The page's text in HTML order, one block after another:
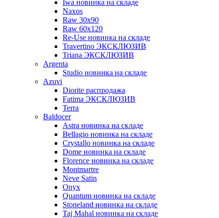
Iwa новинка на складе
Naxos
Raw 30x90
Raw 60х120
Re-Use новинка на складе
Travertino ЭКСКЛЮЗИВ
Triana ЭКСКЛЮЗИВ
Argenta
Studio новинка на складе
Azuvi
Diorite распродажа
Fatima ЭКСКЛЮЗИВ
Terra
Baldoсer
Astra новинка на складе
Bellagio новинка на складе
Crystallo новинка на складе
Dome новинка на складе
Florence новинка на складе
Montmartre
Neve Satin
Onyx
Quantum новинка на складе
Stoneland новинка на складе
Taj Mahal новинка на складе